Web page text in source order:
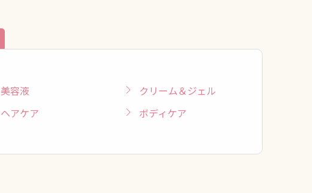
美容液
クリーム＆ジェル
ヘアケア
ボディケア